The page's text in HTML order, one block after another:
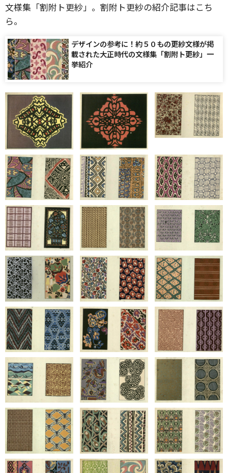
文様集「割附ト更紗」。割附ト更紗の紹介記事はこち
ら。
デザインの参考に！約５０もの更紗文様が掲
載された大正時代の文様集「割附ト更紗」一
挙紹介